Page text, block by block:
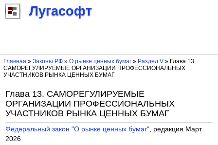
Лугасофт
Главная » Законы РФ» О рынке ценных бумаг» Раздел V» Глава 13.
САМОРЕГУЛИРУЕМЫЕ ОРГАНИЗАЦИИ ПРОФЕССИОНАЛЬНЫХ
УЧАСТНИКОВ РЫНКА ЦЕННЫХ БУМАГ
Глава 13. САМОРЕГУЛИРУЕМЫЕ
ОРГАНИЗАЦИИ ПРОФЕССИОНАЛЬНЫХ
УЧАСТНИКОВ РЫНКА ЦЕННЫХ БУМАГ
Федеральный закон "О рынке ценных бумаг", редакция Март
2026